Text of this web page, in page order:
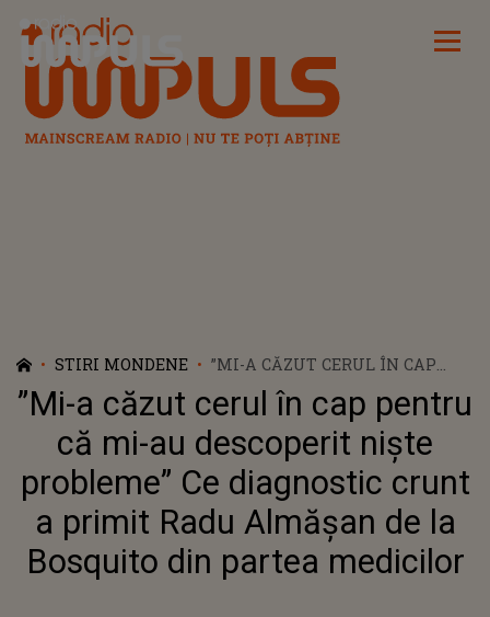
Radio Impuls
STIRI MONDENE
”MI-A CĂZUT CERUL ÎN CAP
PENTRU CĂ MI-AU DESCOPERIT
NIȘTE PROBLEME” CE
DIAGNOSTIC CRUNT A PRIMIT
RADU ALMĂȘAN DE LA
BOSQUITO DIN PARTEA
MEDICILOR
”Mi-a căzut cerul în cap pentru
că mi-au descoperit niște
probleme” Ce diagnostic crunt
a primit Radu Almășan de la
Bosquito din partea medicilor